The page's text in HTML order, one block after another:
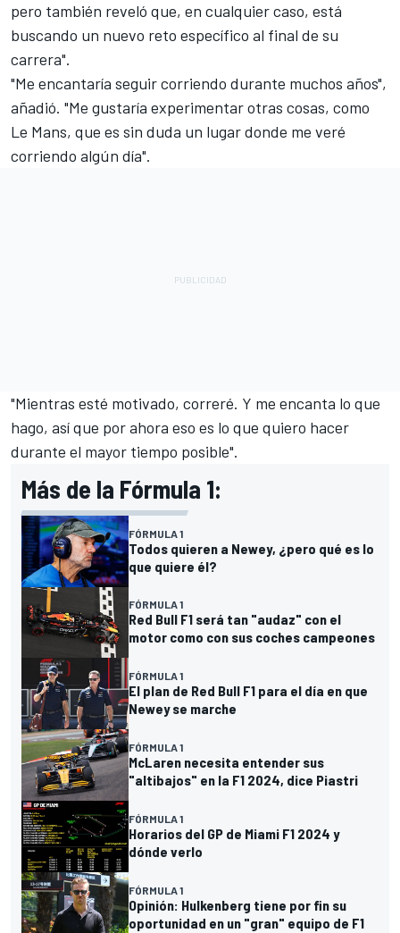
pero también reveló que, en cualquier caso, está
buscando un nuevo reto específico al final de su
carrera".
"Me encantaría seguir corriendo durante muchos años",
añadió. "Me gustaría experimentar otras cosas, como
Le Mans, que es sin duda un lugar donde me veré
corriendo algún día".
"Mientras esté motivado, correré. Y me encanta lo que
hago, así que por ahora eso es lo que quiero hacer
durante el mayor tiempo posible".
Más de la Fórmula 1:
FÓRMULA 1
Todos quieren a Newey, ¿pero qué es lo
que quiere él?
FÓRMULA 1
Red Bull F1 será tan "audaz" con el
motor como con sus coches campeones
FÓRMULA 1
El plan de Red Bull F1 para el día en que
Newey se marche
FÓRMULA 1
McLaren necesita entender sus
"altibajos" en la F1 2024, dice Piastri
FÓRMULA 1
Horarios del GP de Miami F1 2024 y
dónde verlo
FÓRMULA 1
Opinión: Hulkenberg tiene por fin su
oportunidad en un "gran" equipo de F1